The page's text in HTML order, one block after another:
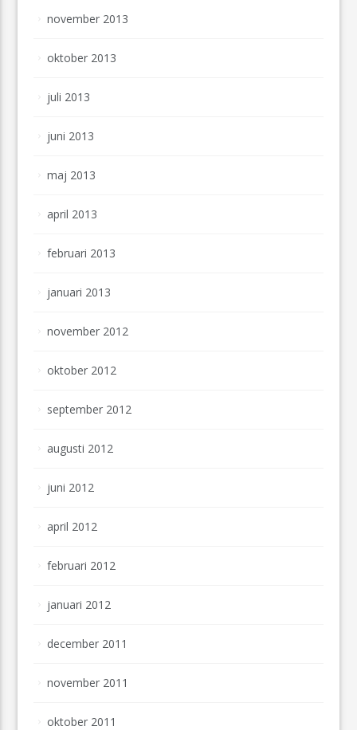
november 2013
oktober 2013
juli 2013
juni 2013
maj 2013
april 2013
februari 2013
januari 2013
november 2012
oktober 2012
september 2012
augusti 2012
juni 2012
april 2012
februari 2012
januari 2012
december 2011
november 2011
oktober 2011